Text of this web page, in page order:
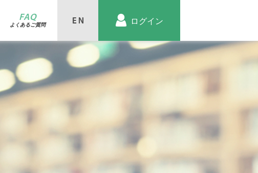
ログイン
FAQ
よくあるご質問